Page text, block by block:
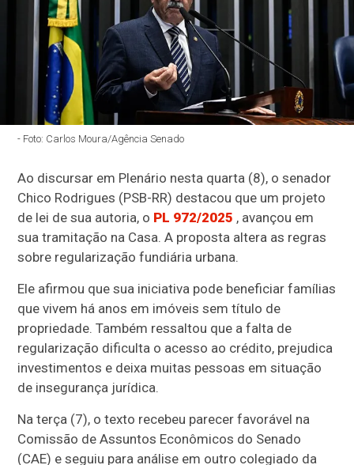
- Foto: Carlos Moura/Agência Senado
Ao discursar em Plenário nesta quarta (8), o senador
Chico Rodrigues (PSB-RR) destacou que um projeto
de lei de sua autoria, o PL 972/2025 , avançou em
suatramitação na Casa. A proposta altera as regras
sobre regularização fundiária urbana.
Ele afirmou que sua iniciativa pode beneficiar famílias
que vivem há anos em imóveis sem título de
propriedade. Também ressaltou que a falta de
regularização dificulta o acesso ao crédito, prejudica
investimentos e deixa muitas pessoas em situação
de insegurança jurídica.
Na terça (7), o texto recebeu parecer favorável na
Comissão de Assuntos Econômicos do Senado
(CAE) e seguiu para análise em outro colegiado da